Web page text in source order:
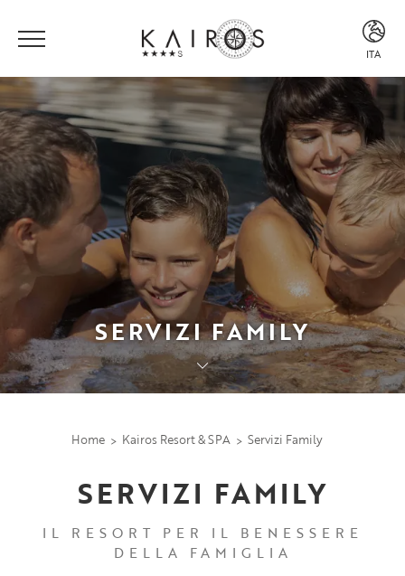
ITA
ITA
ENG
SERVIZI FAMILY
Home Kairos Resort & SPA Servizi Family
SERVIZI FAMILY
IL RESORT PER IL BENESSERE
DELLA FAMIGLIA